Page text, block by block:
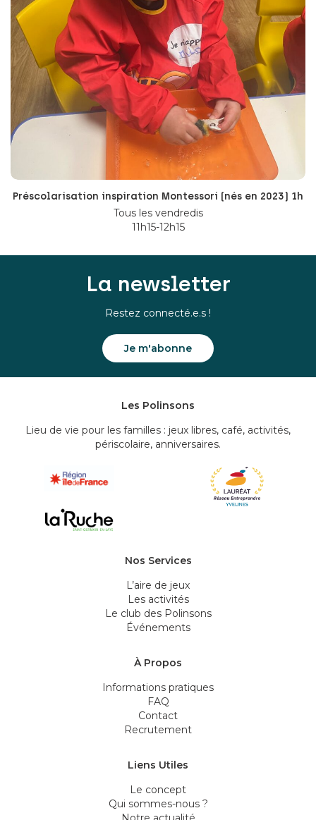
Préscolarisation inspiration Montessori (nés en 2023) 1h
Tous les vendredis
11h15-12h15
La newsletter
Restez connecté.e.s !
Je m'abonne
Les Polinsons
Lieu de vie pour les familles : jeux libres, café, activités,
périscolaire, anniversaires.
Nos Services
L’aire de jeux
Les activités
Le club des Polinsons
Événements
À Propos
Informations pratiques
FAQ
Contact
Recrutement
Liens Utiles
Le concept
Qui sommes-nous ?